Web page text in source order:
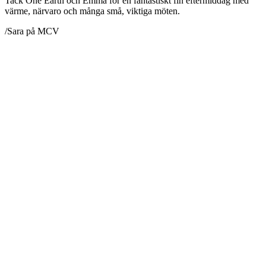
värme, närvaro och många små, viktiga möten.
/Sara på MCV